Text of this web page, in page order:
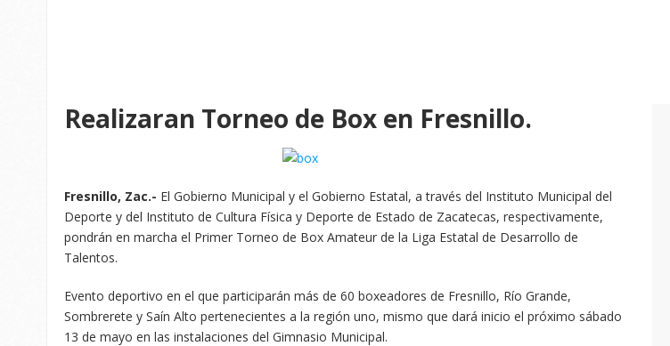
Realizaran Torneo de Box en Fresnillo.
Fresnillo, Zac.- El Gobierno Municipal y el Gobierno Estatal, a través del Instituto Municipal del
Deporte y del Instituto de Cultura Física y Deporte de Estado de Zacatecas, respectivamente,
pondrán en marcha el Primer Torneo de Box Amateur de la Liga Estatal de Desarrollo de
Talentos.
Evento deportivo en el que participarán más de 60 boxeadores de Fresnillo, Río Grande,
Sombrerete y Saín Alto pertenecientes a la región uno, mismo que dará inicio el próximo sábado
13 de mayo en las instalaciones del Gimnasio Municipal.